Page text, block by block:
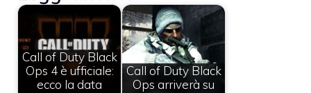
Call of Duty Black
Ops 4 è ufficiale:
ecco la data
Call of Duty Black
Ops arriverà su